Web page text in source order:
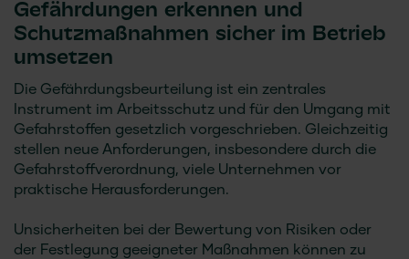
Gefährdungen erkennen und
Schutzmaßnahmen sicher im Betrieb
umsetzen
Die Gefährdungsbeurteilung ist ein zentrales
Instrument im Arbeitsschutz und für den Umgang mit
Gefahrstoffen gesetzlich vorgeschrieben. Gleichzeitig
stellen neue Anforderungen, insbesondere durch die
Gefahrstoffverordnung, viele Unternehmen vor
praktische Herausforderungen.
Unsicherheiten bei der Bewertung von Risiken oder
der Festlegung geeigneter Maßnahmen können zu